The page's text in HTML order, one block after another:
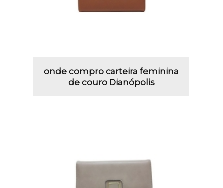
onde compro carteira feminina
de couro Dianópolis